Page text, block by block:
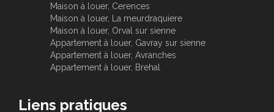
Maison à louer, Cerences
Maison à louer, La meurdraquiere
Maison à louer, Orval sur sienne
Appartement à louer, Gavray sur sienne
Appartement à louer, Avranches
Appartement à louer, Brehal
Liens pratiques